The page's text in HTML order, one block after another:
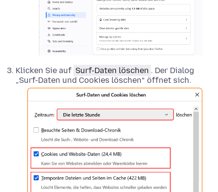
Klicken Sie auf Surf-Daten löschen . Der Dialog
„Surf-Daten und Cookies löschen“ öffnet sich.